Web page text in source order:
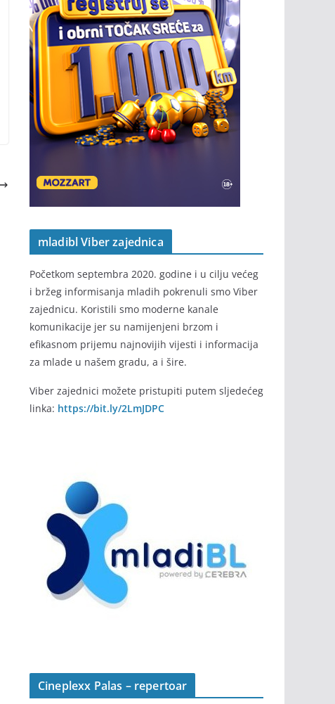
mladibl Viber zajednica
Početkom septembra 2020. godine i u cilju većeg
i bržeg informisanja mladih pokrenuli smo Viber
zajednicu. Koristili smo moderne kanale
komunikacije jer su namijenjeni brzom i
efikasnom prijemu najnovijih vijesti i informacija
za mlade u našem gradu, a i šire.
Viber zajednici možete pristupiti putem sljedećeg
linka: https://bit.ly/2LmJDPC
Cineplexx Palas – repertoar